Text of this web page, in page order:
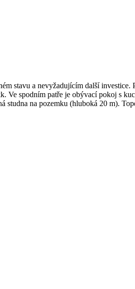
stavu a nevyžadujícím další
Ve spodním patře je obývací pokoj s
na pozemku (hluboká 20 m).